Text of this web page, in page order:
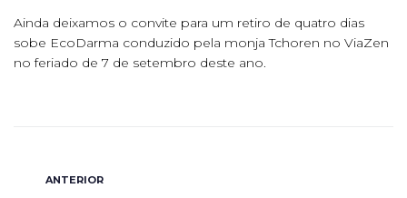
Ainda deixamos o convite para um retiro de quatro dias
sobe EcoDarma conduzido pela monja Tchoren no ViaZen
no feriado de 7 de setembro deste ano.
ANTERIOR